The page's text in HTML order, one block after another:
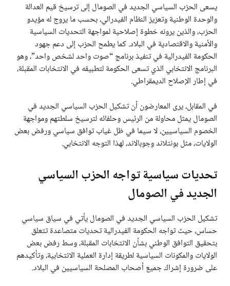
يسعى الحزب السياسي الجديد في الصومال إلى ترسيخ قيم العدالة
والوحدة الوطنية وتعزيز النظام الفيدرالي، بحسب ما يروج له مؤيدو
الحزب، والذين يرونه خطوة إصلاحية لمواجهة التحديات السياسية
والأمنية والاقتصادية في البلاد. كما يطمح الحزب إلى دعم جهود
الحكومة الفيدرالية في تنفيذ برنامج “صوت واحد لشخص واحد”، وهو
البرنامج الانتخابي الذي تسعى الحكومة لتطبيقه في الانتخابات المقبلة،
في إطار الإصلاح الديمقراطي.
في المقابل، يرى المعارضون أن تشكيل الحزب السياسي الجديد في
الصومال يمثل محاولة من الرئيس وحلفائه لترسيخ سلطتهم ومواجهة
الخصوم السياسيين، لا سيما في ظل غياب توافق سياسي ورفض بعض
الولايات، مثل بونتلاند وجوبالاند، لهذا التوجه الانتخابي.
تحديات سياسية تواجه الحزب السياسي
الجديد في الصومال
تشكيل الحزب السياسي الجديد في الصومال يأتي في سياق سياسي
حساس، حيث تواجه الحكومة الفيدرالية تحديات متصاعدة تتعلق
بتحقيق التوافق الوطني بشأن الانتخابات المقبلة، وسط رفض بعض
الولايات والمكونات السياسية لطريقة إدارة العملية الانتخابية، وتأكيدهم
على ضرورة إشراك جميع أصحاب المصلحة السياسيين في البلاد.